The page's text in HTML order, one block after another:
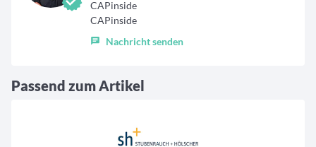
CAPinside
CAPinside
Nachricht senden
Passend zum Artikel